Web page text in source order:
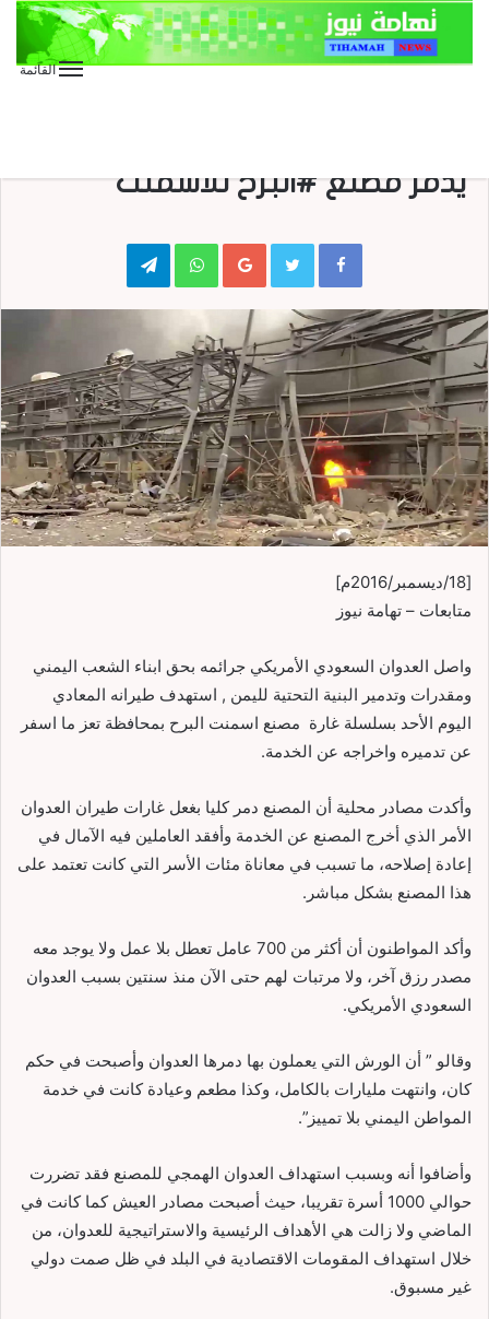
القائمة
يدمر مصنع #البرح للأسمنت
Google+
WhatsApp
Telegram
[18/ديسمبر/2016م]
متابعات – تهامة نيوز
واصل العدوان السعودي الأمريكي جرائمه بحق ابناء الشعب اليمني
ومقدرات وتدمير البنية التحتية لليمن , استهدف طيرانه المعادي
اليوم الأحد بسلسلة غارة مصنع اسمنت البرح بمحافظة تعز ما اسفر
عن تدميره واخراجه عن الخدمة.
وأكدت مصادر محلية أن المصنع دمر كليا بغعل غارات طيران العدوان
الأمر الذي أخرج المصنع عن الخدمة وأفقد العاملين فيه الآمال في
إعادة إصلاحه، ما تسبب في معاناة مئات الأسر التي كانت تعتمد على
هذا المصنع بشكل مباشر.
وأكد المواطنون أن أكثر من 700 عامل تعطل بلا عمل ولا يوجد معه
مصدر رزق آخر، ولا مرتبات لهم حتى الآن منذ سنتين بسبب العدوان
السعودي الأمريكي.
وقالو ” أن الورش التي يعملون بها دمرها العدوان وأصبحت في حكم
كان، وانتهت مليارات بالكامل، وكذا مطعم وعيادة كانت في خدمة
المواطن اليمني بلا تمييز”.
وأضافوا أنه وبسبب استهداف العدوان الهمجي للمصنع فقد تضررت
حوالي 1000 أسرة تقريبا، حيث أصبحت مصادر العيش كما كانت في
الماضي ولا زالت هي الأهداف الرئيسية والاستراتيجية للعدوان، من
خلال استهداف المقومات الاقتصادية في البلد في ظل صمت دولي
غير مسبوق.